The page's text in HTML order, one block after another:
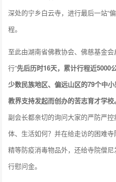
深处的宁乡白云寺，进行最后一站“
程。
至此由湖南省佛教协会、佛慈基金
行”先后历时16天，累计行程近5000
少数民族地区、偏远山区的79个中
教界支持发起而创办的苦志育才学校
副会长都亲切的询问大家的严防严
体、生活如何？并在给走访的困难
精等防疫消毒物品外，还给寺院僧
行慰问金。